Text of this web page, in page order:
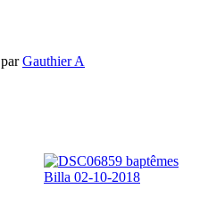
par Gauthier A